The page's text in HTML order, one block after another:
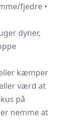
fjedre •
dyner,
kæmper
værd at
på
nemme at